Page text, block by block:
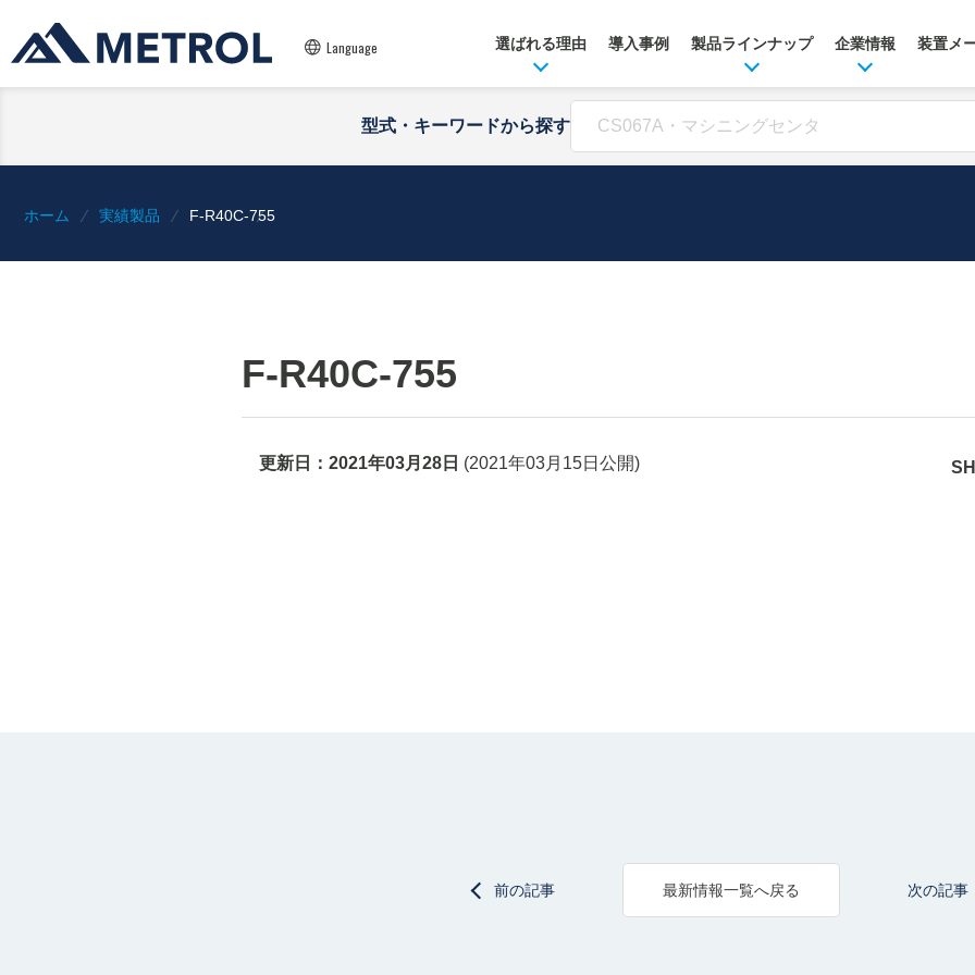
Language 選ばれる理由 導入事例 製品ラインナップ 企業情報 装置メ
型式・キーワードから探す
ホーム 実績製品 F-R40C-755
F-R40C-755
更新日： 2021年03月28日 (2021年03月15日 公開)
前の記事 最新情報一覧へ戻る 次の記事